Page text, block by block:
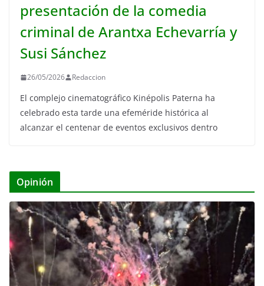
presentación de la comedia
criminal de Arantxa Echevarría y
Susi Sánchez
26/05/2026 Redaccion
El complejo cinematográfico Kinépolis Paterna ha
celebrado esta tarde una efeméride histórica al
alcanzar el centenar de eventos exclusivos dentro
Opinión